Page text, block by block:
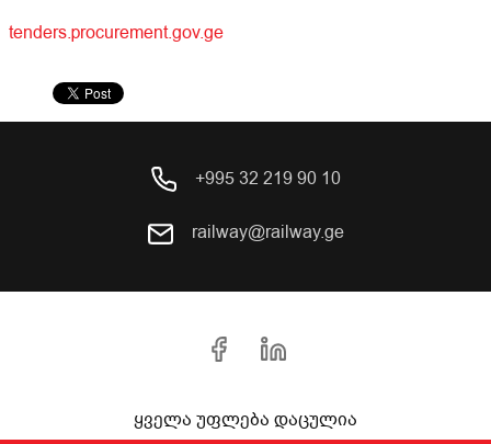
tenders.procurement.gov.ge
+995 32 219 90 10
railway@railway.ge
ყველა უფლება დაცულია